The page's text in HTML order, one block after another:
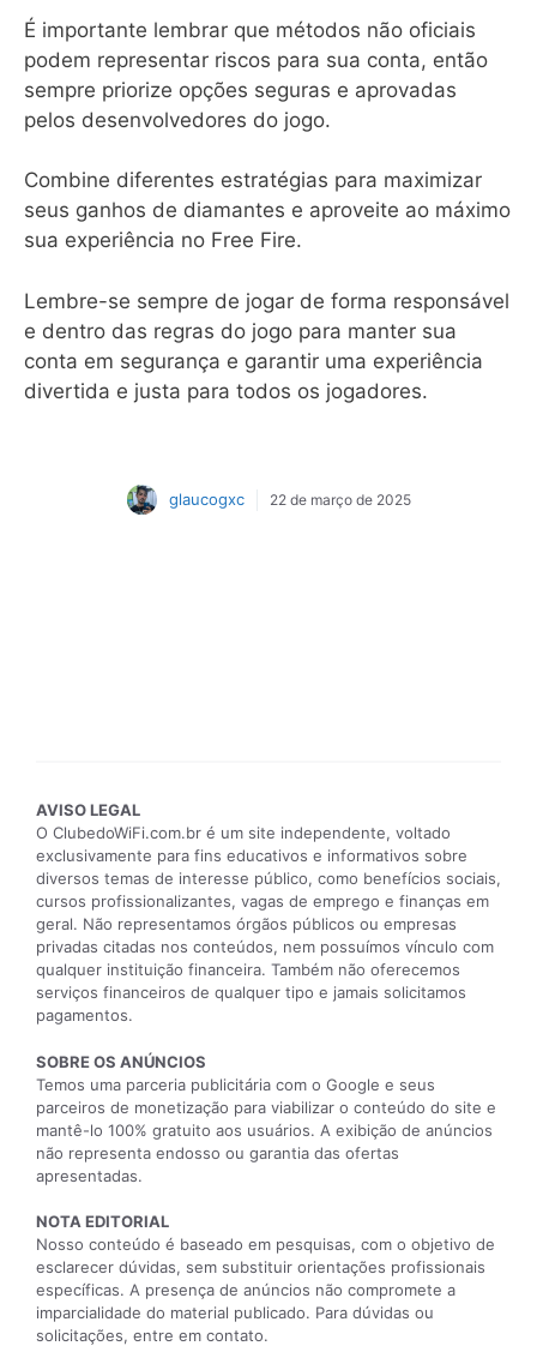
É importante lembrar que métodos não oficiais
podem representar riscos para sua conta, então
sempre priorize opções seguras e aprovadas
pelos desenvolvedores do jogo.
Combine diferentes estratégias para maximizar
seus ganhos de diamantes e aproveite ao máximo
sua experiência no Free Fire.
Lembre-se sempre de jogar de forma responsável
e dentro das regras do jogo para manter sua
conta em segurança e garantir uma experiência
divertida e justa para todos os jogadores.
glaucogxc 22 de março de 2025
AVISO LEGAL
O ClubedoWiFi.com.br é um site independente, voltado
exclusivamente para fins educativos e informativos sobre
diversos temas de interesse público, como benefícios sociais,
cursos profissionalizantes, vagas de emprego e finanças em
geral. Não representamos órgãos públicos ou empresas
privadas citadas nos conteúdos, nem possuímos vínculo com
qualquer instituição financeira. Também não oferecemos
serviços financeiros de qualquer tipo e jamais solicitamos
pagamentos.
SOBRE OS ANÚNCIOS
Temos uma parceria publicitária com o Google e seus
parceiros de monetização para viabilizar o conteúdo do site e
mantê-lo 100% gratuito aos usuários. A exibição de anúncios
não representa endosso ou garantia das ofertas
apresentadas.
NOTA EDITORIAL
Nosso conteúdo é baseado em pesquisas, com o objetivo de
esclarecer dúvidas, sem substituir orientações profissionais
específicas. A presença de anúncios não compromete a
imparcialidade do material publicado. Para dúvidas ou
solicitações, entre em contato.